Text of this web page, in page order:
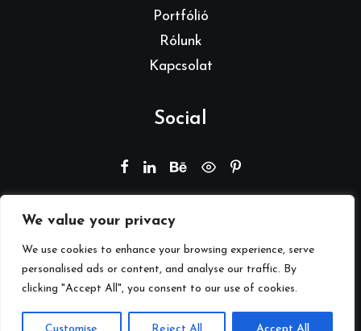
We value your privacy
We use cookies to enhance your browsing experience, serve
personalised ads or content, and analyse our traffic. By
clicking "Accept All", you consent to our use of cookies.
Portfólió
Rólunk
Kapcsolat
Social
© 2026 Branding by REMION.Minden jog fenntartva
Adatkezelési tájékoztató